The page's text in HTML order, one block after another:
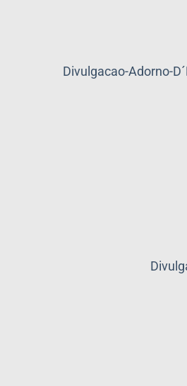
Divulgacao-Adorno-